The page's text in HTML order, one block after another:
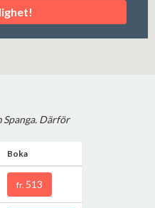
Därför
Boka
fr. 513